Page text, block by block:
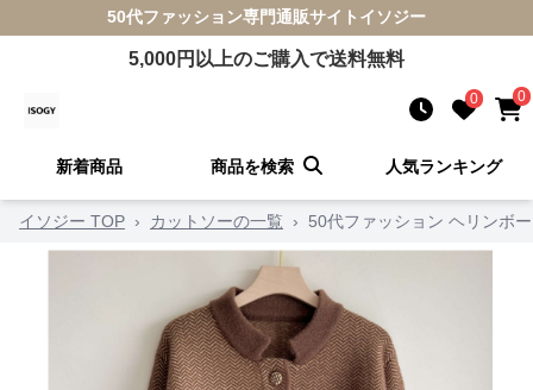
50代ファッション専門通販サイト イソジー
5,000円以上のご購入で送料無料
0 0
新着商品 商品を検索 人気ランキング
イソジー TOP › カットソーの一覧 › 50代ファッション ヘリンボ